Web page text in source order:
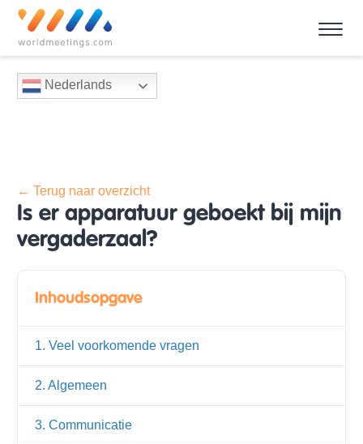
Nederlands
← Terug naar overzicht
Is er apparatuur geboekt bij mijn
vergaderzaal?
Inhoudsopgave
1. Veel voorkomende vragen
2. Algemeen
3. Communicatie